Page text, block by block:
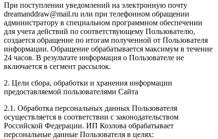
При поступлении уведомлений на электронную почту
dreamanddraw@mail.ru или при телефонном обращении
администратору в специальном программном обеспечении
для учета действий по соответствующему Пользователю,
создается обращение по итогам полученной от Пользователя
информации. Обращение обрабатывается максимум в течение
24 часов. В результате информация о Пользователе не
включается в сегмент рассылок.
2. Цели сбора, обработки и хранения информации
предоставляемой пользователями Сайта
2.1. Обработка персональных данных Пользователя
осуществляется в соответствии с законодательством
Российской Федерации. ИП Козловa обрабатывает
персональные данные Пользователя в целях: